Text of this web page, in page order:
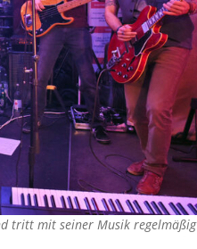
tritt mit seiner Musik regelmäßig